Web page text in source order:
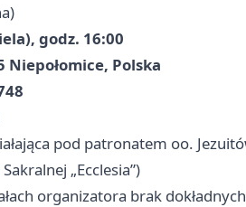
godz. 16:00
Niepołomice, Polska
pod patronatem oo.
„Ecclesia”)
organizatora brak